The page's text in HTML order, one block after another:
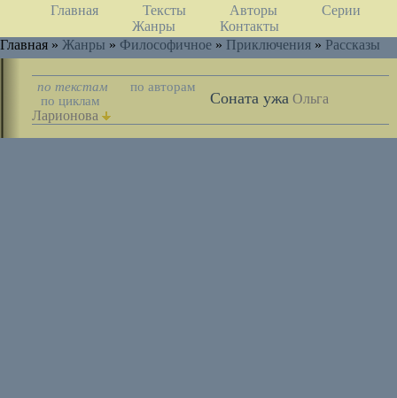
Главная Тексты Авторы
Серии
Жанры
Контакты
Главная » Жанры » Философичное » Приключения » Рассказы
по текстам
по авторам
по циклам
Соната ужа Ольга
Ларионова